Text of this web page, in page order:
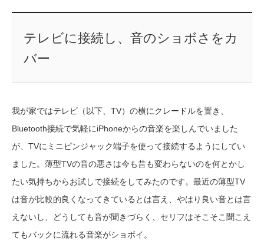
テレビに接続し、音のショボさをカ
バー
我が家ではテレビ（以下、TV）の横にクレードルを置き、
Bluetooth接続で気軽にiPhoneからの音楽を楽しんでいました
が、TVにミニピンジャック端子を使って接続するようにしてい
ました。薄型TVの音の悪さは今も昔も変わらないのを何とかし
たい気持ちからお試しで接続をしてみたのです。最近の薄型TV
は音が比較的良くなってきているとは言え、やはり良い音とは言
えないし、どうしても音が聞きづらく、セリフはそこそこ聞こえ
てもバックに流れる音楽がショボイ。